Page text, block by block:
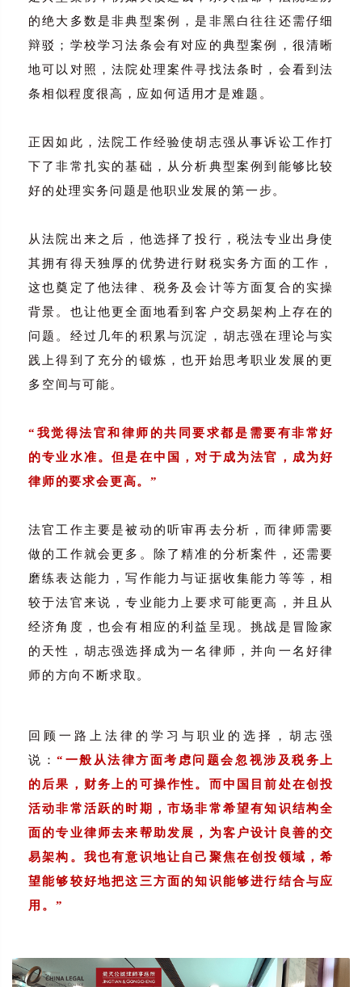
的绝大多数是非典型案例，是非黑白往往还需仔细
辩驳；学校学习法条会有对应的典型案例，很清晰
地可以对照，法院处理案件寻找法条时，会看到法
条相似程度很高，应如何适用才是难题。
正因如此，法院工作经验使胡志强从事诉讼工作打
下了非常扎实的基础，从分析典型案例到能够比较
好的处理实务问题是他职业发展的第一步。
从法院出来之后，他选择了投行，税法专业出身使
其拥有得天独厚的优势进行财税实务方面的工作，
这也奠定了他法律、税务及会计等方面复合的实操
背景。也让他更全面地看到客户交易架构上存在的
问题。经过几年的积累与沉淀，胡志强在理论与实
践上得到了充分的锻炼，也开始思考职业发展的更
多空间与可能。
“我觉得法官和律师的共同要求都是需要有非常好
的专业水准。但是在中国，对于成为法官，成为好
律师的要求会更高。”
法官工作主要是被动的听审再去分析，而律师需要
做的工作就会更多。除了精准的分析案件，还需要
磨练表达能力，写作能力与证据收集能力等等，相
较于法官来说，专业能力上要求可能更高，并且从
经济角度，也会有相应的利益呈现。挑战是冒险家
的天性，胡志强选择成为一名律师，并向一名好律
师的方向不断求取。
回顾一路上法律的学习与职业的选择，胡志强
说：“一般从法律方面考虑问题会忽视涉及税务上
的后果，财务上的可操作性。而中国目前处在创投
活动非常活跃的时期，市场非常希望有知识结构全
面的专业律师去来帮助发展，为客户设计良善的交
易架构。我也有意识地让自己聚焦在创投领域，希
望能够较好地把这三方面的知识能够进行结合与应
用。”